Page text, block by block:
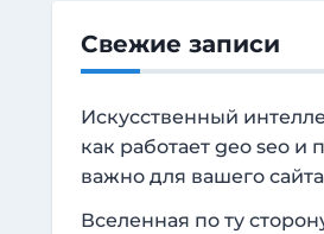
Свежие записи
Искусственный
как работает geo seo и
важно для вашего сайта
Вселенная по ту